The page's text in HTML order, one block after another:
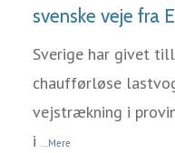
svenske veje fra
Sverige har givet
chaufførløse
vejstrækning i
i ...Mere